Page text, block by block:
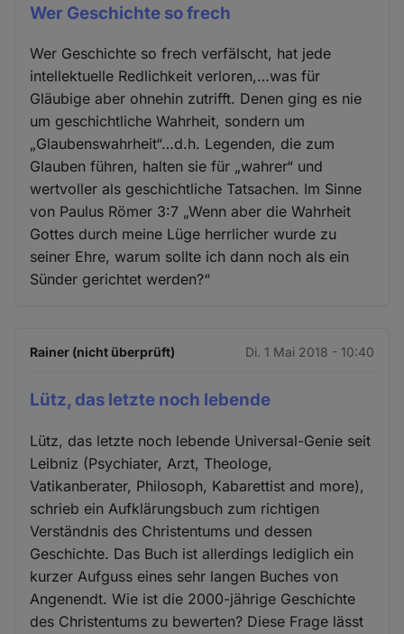
Wer Geschichte so frech
Wer Geschichte so frech verfälscht, hat jede
intellektuelle Redlichkeit verloren,…was für
Gläubige aber ohnehin zutrifft. Denen ging es nie
um geschichtliche Wahrheit, sondern um
„Glaubenswahrheit“…d.h. Legenden, die zum
Glauben führen, halten sie für „wahrer“ und
wertvoller als geschichtliche Tatsachen. Im Sinne
von Paulus Römer 3:7 „Wenn aber die Wahrheit
Gottes durch meine Lüge herrlicher wurde zu
seiner Ehre, warum sollte ich dann noch als ein
Sünder gerichtet werden?“
Rainer (nicht überprüft) Di. 1 Mai 2018 - 10:40
Lütz, das letzte noch lebende
Lütz, das letzte noch lebende Universal-Genie seit
Leibniz (Psychiater, Arzt, Theologe,
Vatikanberater, Philosoph, Kabarettist and more),
schrieb ein Aufklärungsbuch zum richtigen
Verständnis des Christentums und dessen
Geschichte. Das Buch ist allerdings lediglich ein
kurzer Aufguss eines sehr langen Buches von
Angenendt. Wie ist die 2000-jährige Geschichte
des Christentums zu bewerten? Diese Frage lässt